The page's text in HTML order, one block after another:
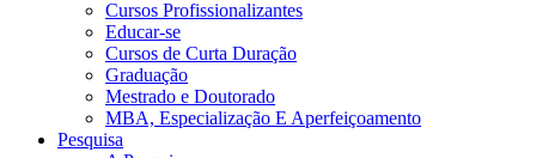
Cursos Profissionalizantes
Educar-se
Cursos de Curta Duração
Graduação
Mestrado e Doutorado
MBA, Especialização E Aperfeiçoamento
Pesquisa